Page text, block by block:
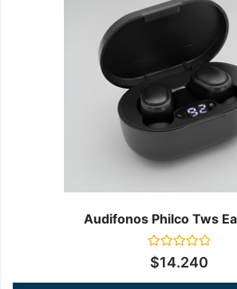
Audifonos Philco Tws
Valorado
en
$14.240